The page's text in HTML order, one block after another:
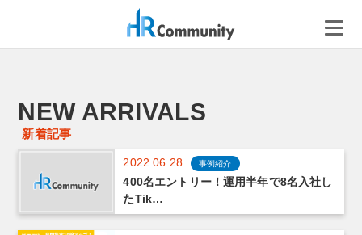
テ
NEW ARRIVALS
新着記事
2022.06.28 事例紹介
400名エントリー！運用半年で8名入社し
たTik…